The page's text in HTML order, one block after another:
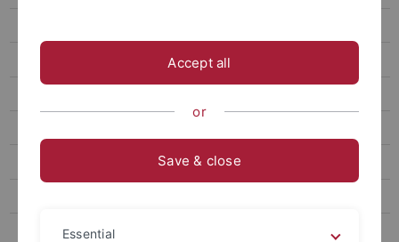
Pia Schramm
Accept all
or
Save & close
Essential